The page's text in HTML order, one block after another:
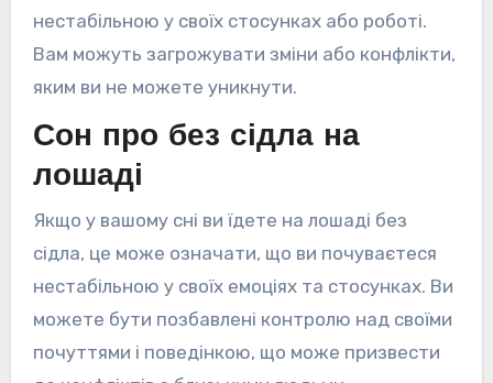
нестабільною у своїх стосунках або роботі.
Вам можуть загрожувати зміни або конфлікти,
яким ви не можете уникнути.
Сон про без сідла на
лошаді
Якщо у вашому сні ви їдете на лошаді без
сідла, це може означати, що ви почуваєтеся
нестабільною у своїх емоціях та стосунках. Ви
можете бути позбавлені контролю над своїми
почуттями і поведінкою, що може призвести